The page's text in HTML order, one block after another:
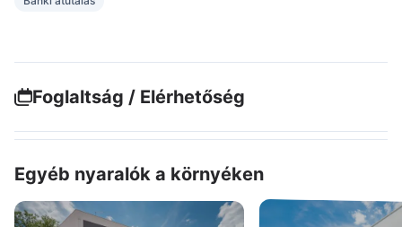
Foglaltság / Elérhetőség
Egyéb nyaralók a környéken